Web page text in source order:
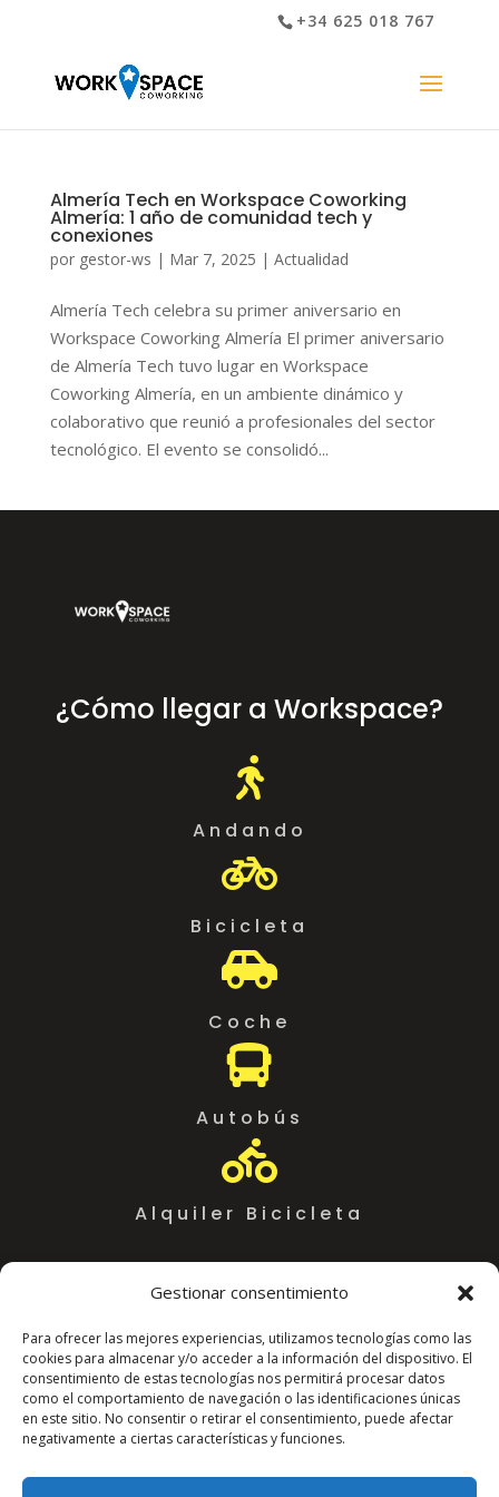
Gestionar consentimiento
Para ofrecer las mejores experiencias, utilizamos tecnologías como las
cookies para almacenar y/o acceder a la información del dispositivo. El
consentimiento de estas tecnologías nos permitirá procesar datos
como el comportamiento de navegación o las identificaciones únicas
en este sitio. No consentir o retirar el consentimiento, puede afectar
negativamente a ciertas características y funciones.
+34 625 018 767
Almería Tech en Workspace Coworking
Almería: 1 año de comunidad tech y
conexiones
por gestor-ws | Mar 7, 2025 | Actualidad
Almería Tech celebra su primer aniversario en
Workspace Coworking Almería El primer aniversario
de Almería Tech tuvo lugar en Workspace
Coworking Almería, en un ambiente dinámico y
colaborativo que reunió a profesionales del sector
tecnológico. El evento se consolidó...
¿Cómo llegar a Workspace?

Andando

Bicicleta

Coche

Autobús

Alquiler Bicicleta